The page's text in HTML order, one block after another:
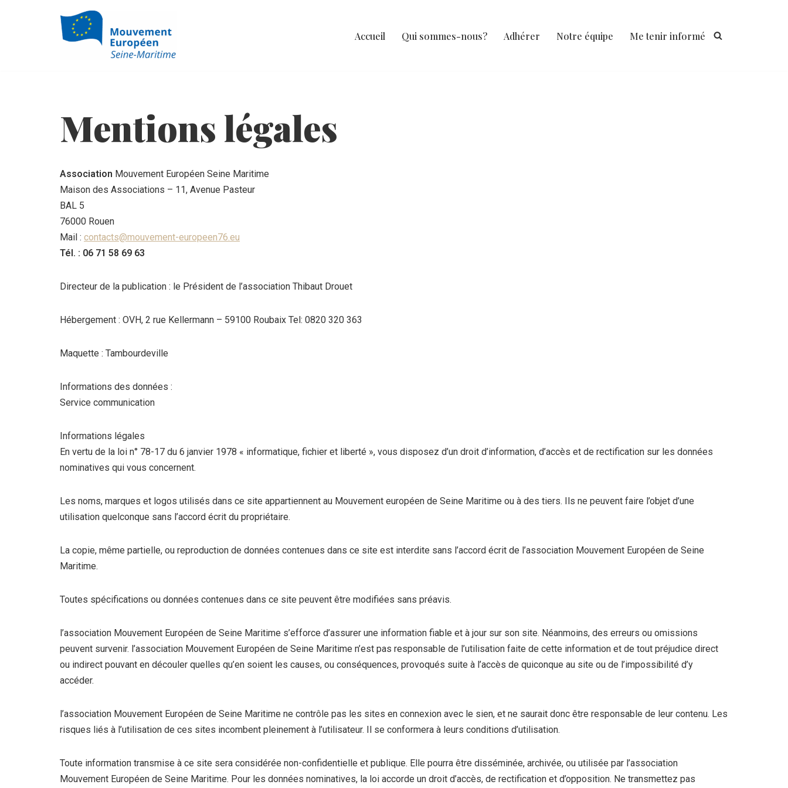
Accueil Qui sommes-nous? Adhérer Notre équipe Me tenir informé
Mentions légales
Association Mouvement Européen Seine Maritime
Maison des Associations – 11, Avenue Pasteur
BAL 5
76000 Rouen
Mail : contacts@mouvement-europeen76.eu
Tél. : 06 71 58 69 63
Directeur de la publication : le Président de l’association Thibaut Drouet
Hébergement : OVH, 2 rue Kellermann – 59100 Roubaix Tel: 0820 320 363
Maquette : Tambourdeville
Informations des données :
Service communication
Informations légales
En vertu de la loi n° 78-17 du 6 janvier 1978 « informatique, fichier et liberté », vous disposez d’un droit d’information, d’accès et de rectification sur les données
nominatives qui vous concernent.
Les noms, marques et logos utilisés dans ce site appartiennent au Mouvement européen de Seine Maritime ou à des tiers. Ils ne peuvent faire l’objet d’une
utilisation quelconque sans l’accord écrit du propriétaire.
La copie, même partielle, ou reproduction de données contenues dans ce site est interdite sans l’accord écrit de l’association Mouvement Européen de Seine
Maritime.
Toutes spécifications ou données contenues dans ce site peuvent être modifiées sans préavis.
l’association Mouvement Européen de Seine Maritime s’efforce d’assurer une information fiable et à jour sur son site. Néanmoins, des erreurs ou omissions
peuvent survenir. l’association Mouvement Européen de Seine Maritime n’est pas responsable de l’utilisation faite de cette information et de tout préjudice direct
ou indirect pouvant en découler quelles qu’en soient les causes, ou conséquences, provoqués suite à l’accès de quiconque au site ou de l’impossibilité d’y
accéder.
l’association Mouvement Européen de Seine Maritime ne contrôle pas les sites en connexion avec le sien, et ne saurait donc être responsable de leur contenu. Les
risques liés à l’utilisation de ces sites incombent pleinement à l’utilisateur. Il se conformera à leurs conditions d’utilisation.
Toute information transmise à ce site sera considérée non-confidentielle et publique. Elle pourra être disséminée, archivée, ou utilisée par l’association
Mouvement Européen de Seine Maritime. Pour les données nominatives, la loi accorde un droit d’accès, de rectification et d’opposition. Ne transmettez pas